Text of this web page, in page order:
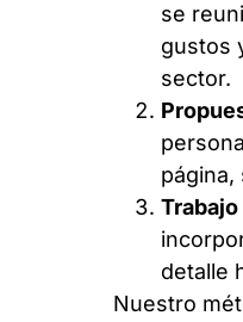
se
gustos
sector.
página,
detalle
Nuestro